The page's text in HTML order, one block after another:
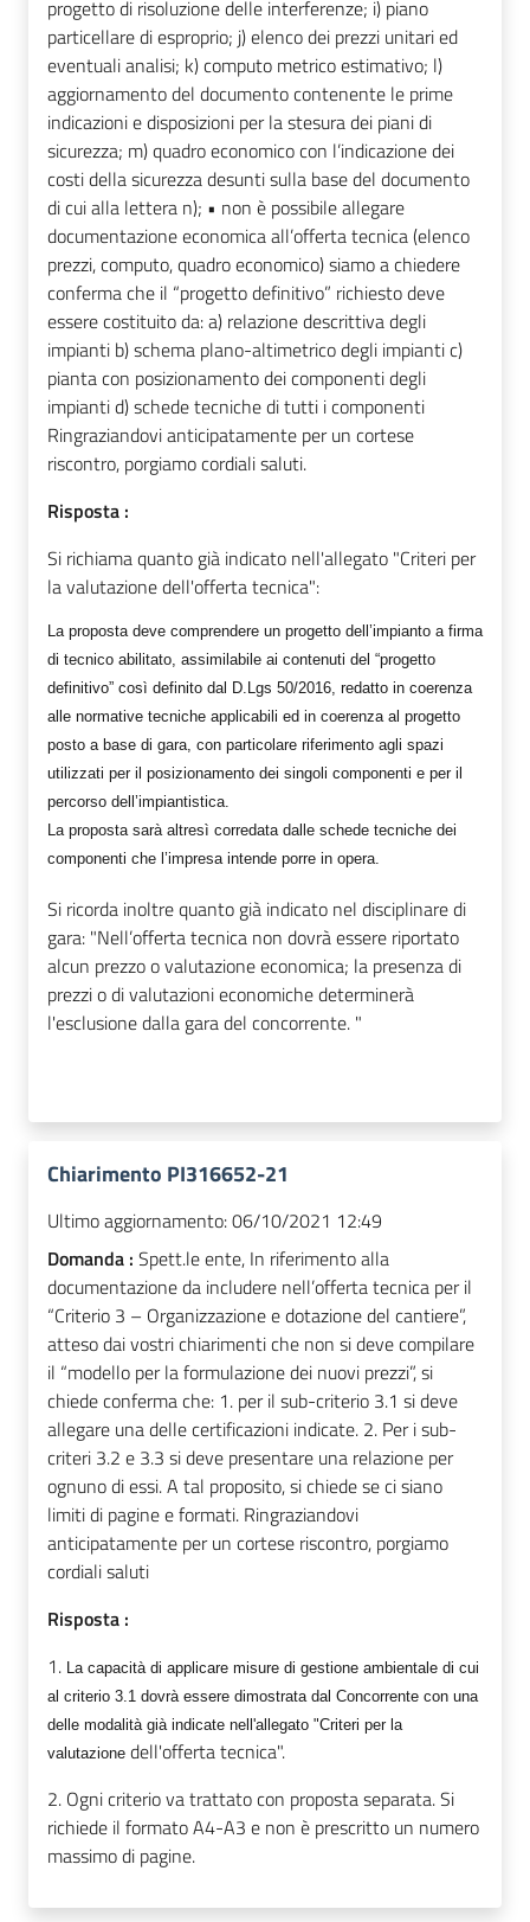
progetto di risoluzione delle interferenze; i) piano
particellare di esproprio; j) elenco dei prezzi unitari ed
eventuali analisi; k) computo metrico estimativo; l)
aggiornamento del documento contenente le prime
indicazioni e disposizioni per la stesura dei piani di
sicurezza; m) quadro economico con l’indicazione dei
costi della sicurezza desunti sulla base del documento
di cui alla lettera n); • non è possibile allegare
documentazione economica all’offerta tecnica (elenco
prezzi, computo, quadro economico) siamo a chiedere
conferma che il “progetto definitivo” richiesto deve
essere costituito da: a) relazione descrittiva degli
impianti b) schema plano-altimetrico degli impianti c)
pianta con posizionamento dei componenti degli
impianti d) schede tecniche di tutti i componenti
Ringraziandovi anticipatamente per un cortese
riscontro, porgiamo cordiali saluti.
Risposta :
Si richiama quanto già indicato nell'allegato "Criteri per
la valutazione dell'offerta tecnica":
La proposta deve comprendere un progetto dell’impianto a firma
di tecnico abilitato, assimilabile ai contenuti del “progetto
definitivo” così definito dal D.Lgs 50/2016, redatto in coerenza
alle normative tecniche applicabili ed in coerenza al progetto
posto a base di gara, con particolare riferimento agli spazi
utilizzati per il posizionamento dei singoli componenti e per il
percorso dell’impiantistica.
La proposta sarà altresì corredata dalle schede tecniche dei
componenti che l’impresa intende porre in opera.
Si ricorda inoltre quanto già indicato nel disciplinare di
gara: "Nell’offerta tecnica non dovrà essere riportato
alcun prezzo o valutazione economica; la presenza di
prezzi o di valutazioni economiche determinerà
l'esclusione dalla gara del concorrente. "
Chiarimento PI316652-21
Ultimo aggiornamento:06/10/2021 12:49
Domanda : Spett.le ente, In riferimento alla
documentazione da includere nell’offerta tecnica per il
“Criterio 3 – Organizzazione e dotazione del cantiere”,
atteso dai vostri chiarimenti che non si deve compilare
il “modello per la formulazione dei nuovi prezzi”, si
chiede conferma che: 1. per il sub-criterio 3.1 si deve
allegare una delle certificazioni indicate. 2. Per i sub-
criteri 3.2 e 3.3 si deve presentare una relazione per
ognuno di essi. A tal proposito, si chiede se ci siano
limiti di pagine e formati. Ringraziandovi
anticipatamente per un cortese riscontro, porgiamo
cordiali saluti
Risposta :
1. La capacità di applicare misure di gestione ambientale di cui
al criterio 3.1 dovrà essere dimostrata dal Concorrente con una
delle modalità già indicate nell'allegato "Criteri per la
valutazione dell'offerta tecnica".
2. Ogni criterio va trattato con proposta separata. Si
richiede il formato A4-A3 e non è prescritto un numero
massimo di pagine.